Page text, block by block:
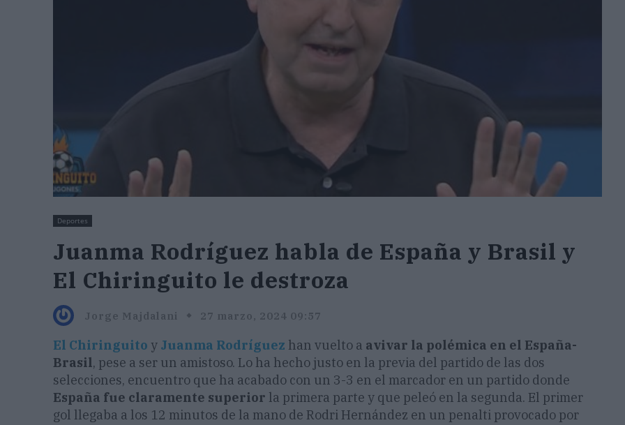
Deportes
Juanma Rodríguez habla de España y Brasil y
El Chiringuito le destroza
Jorge Majdalani 27 marzo, 2024 09:57
El Chiringuito y Juanma Rodríguez han vuelto a avivar la polémica en el España-
Brasil, pese a ser un amistoso. Lo ha hecho justo en la previa del partido de las dos
selecciones, encuentro que ha acabado con un 3-3 en el marcador en un partido donde
España fue claramente superior la primera parte y que peleó en la segunda. El primer
gol llegaba a los 12 minutos de la mano de Rodri Hernández en un penalti provocado por